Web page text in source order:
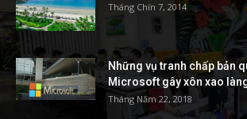
Tháng Chín 7, 2014
Những vụ tranh chấp bản
Microsoft gây xôn xao
Tháng Năm 22, 2018